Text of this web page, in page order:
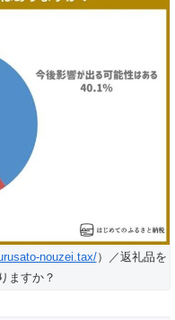
nouzei.tax/）／返礼品を
ますか？